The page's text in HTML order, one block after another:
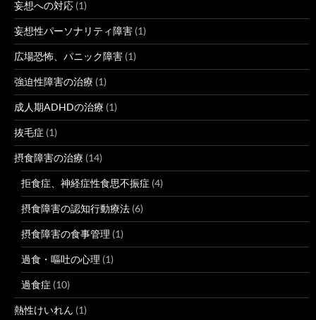
妄想への対応 (1)
妄想性パーソナリティ障害 (1)
広場恐怖、パニック障害 (1)
強迫性障害の治療 (1)
成人期ADHDの治療 (1)
抜毛症 (1)
摂食障害の治療 (14)
拒食症、神経症性食思不振症 (4)
摂食障害の認知行動療法 (6)
摂食障害の食事管理 (1)
過食・嘔吐の心理 (1)
過食症 (10)
熱性けいれん (1)